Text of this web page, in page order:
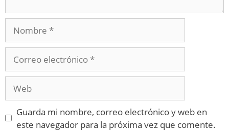
Guarda mi nombre, correo electrónico y web en
este navegador para la próxima vez que comente.